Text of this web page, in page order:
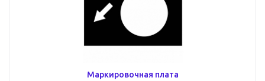
Маркировочная плата